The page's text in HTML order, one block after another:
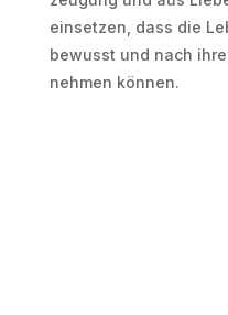
einsetzen, dass die
bewusst und nach
nehmen können.